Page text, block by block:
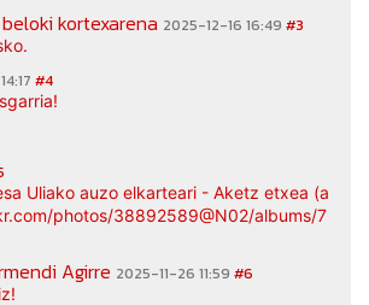
kortexarena 2025-12-16 16:49 #3
#4
Uliako auzo elkarteari - Aketz etxea
photos/38892589@N02/albums/
Agirre 2025-11-26 11:59 #6